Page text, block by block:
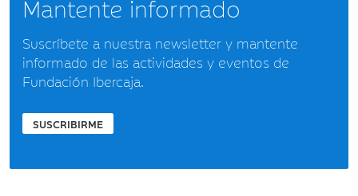
Mantente informado
Suscríbete a nuestra newsletter y mantente
informado de las actividades y eventos de
Fundación Ibercaja.
SUSCRIBIRME